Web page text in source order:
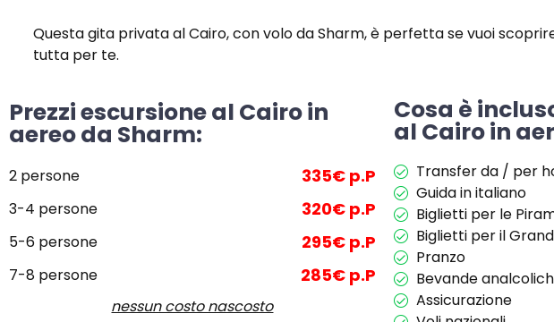
Questa gita privata al Cairo, con volo da Sharm, è perfetta se vuoi
tutta per te.
Prezzi escursione al Cairo in
aereo da Sharm:
2 persone 335€ p.P
3-4 persone 320€ p.P
5-6 persone 295€ p.P
7-8 persone 285€ p.P
nessun costo nascosto
Cosa è
al Cairo in
Transfer da / per
Guida in italiano
Biglietti per le
Biglietti per il
Pranzo
Bevande
Assicurazione